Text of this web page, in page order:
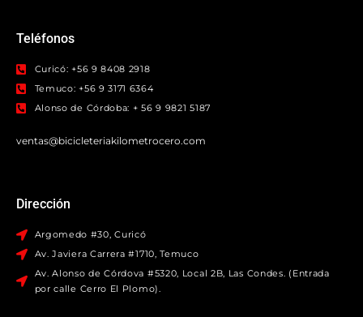
Teléfonos
Curicó: +56 9 8408 2918
Temuco: +56 9 3171 6364
Alonso de Córdoba: + 56 9 9821 5187
ventas@bicicleteriakilometrocero.com
Dirección
Argomedo #30, Curicó
Av. Javiera Carrera #1710, Temuco
Av. Alonso de Córdova #5320, Local 2B, Las Condes. (Entrada
por calle Cerro El Plomo).